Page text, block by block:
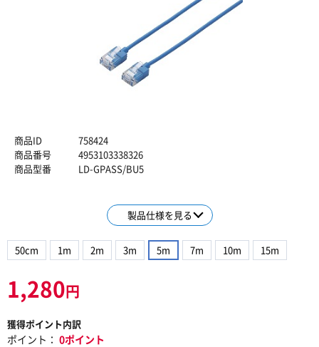
商品ID
758424
商品番号
4953103338326
商品型番
LD-GPASS/BU5
製品仕様を見る
50cm 1m 2m 3m 5m 7m 10m 15m
1,280円
獲得ポイント内訳
ポイント： 0ポイント